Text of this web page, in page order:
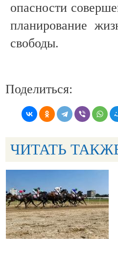
опасности
планирование
свободы.
Поделиться:
ЧИТАТЬ